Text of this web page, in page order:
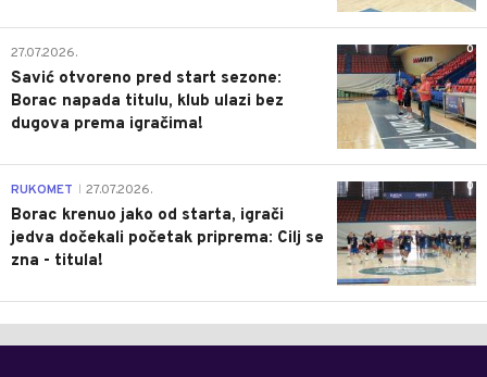
0
27.07.2026.
Savić otvoreno pred start sezone:
Borac napada titulu, klub ulazi bez
dugova prema igračima!
0
RUKOMET 27.07.2026.
Borac krenuo jako od starta, igrači
jedva dočekali početak priprema: Cilj se
zna - titula!